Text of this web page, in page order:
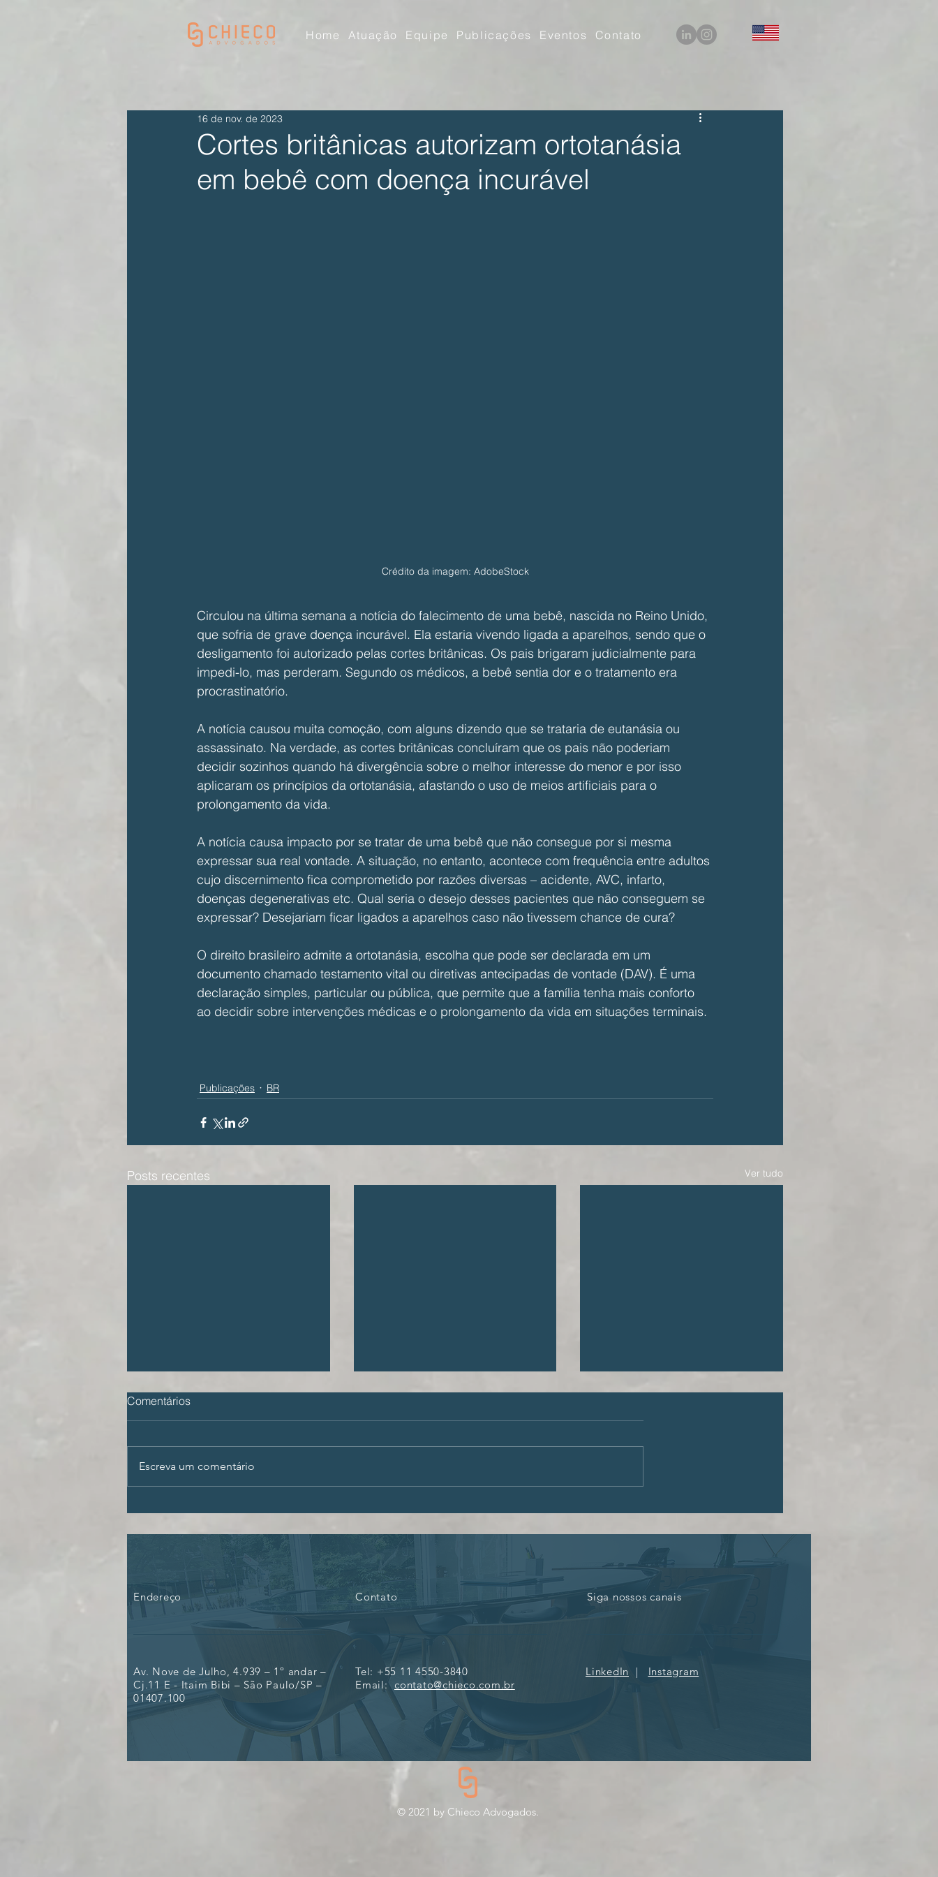
Home Atuação Equipe Publicações Eventos Contato
Cortes britânicas autorizam ortotanásia
em bebê com doença incurável
16 de nov. de 2023
Crédito da imagem: AdobeStock
Circulou na última semana a notícia do falecimento de uma bebê, nascida no Reino Unido,
que sofria de grave doença incurável. Ela estaria vivendo ligada a aparelhos, sendo que o
desligamento foi autorizado pelas cortes britânicas. Os pais brigaram judicialmente para
impedi-lo, mas perderam. Segundo os médicos, a bebê sentia dor e o tratamento era
procrastinatório.
A notícia causou muita comoção, com alguns dizendo que se trataria de eutanásia ou
assassinato. Na verdade, as cortes britânicas concluíram que os pais não poderiam
decidir sozinhos quando há divergência sobre o melhor interesse do menor e por isso
aplicaram os princípios da ortotanásia, afastando o uso de meios artificiais para o
prolongamento da vida.
A notícia causa impacto por se tratar de uma bebê que não consegue por si mesma
expressar sua real vontade. A situação, no entanto, acontece com frequência entre adultos
cujo discernimento fica comprometido por razões diversas – acidente, AVC, infarto,
doenças degenerativas etc. Qual seria o desejo desses pacientes que não conseguem se
expressar? Desejariam ficar ligados a aparelhos caso não tivessem chance de cura?
O direito brasileiro admite a ortotanásia, escolha que pode ser declarada em um
documento chamado testamento vital ou diretivas antecipadas de vontade (DAV). É uma
declaração simples, particular ou pública, que permite que a família tenha mais conforto
ao decidir sobre intervenções médicas e o prolongamento da vida em situações terminais.
Publicações BR
Posts recentes Ver tudo
ECA Digital e a proteção da
internet: perfis monetizados
que estão bloqueados ou
suspensos precisarão de
alvará judicial
Múltiplas cidadanias,
O direito de envelhecer com
Comentários
Escreva um comentário
Endereço Contato
Av. Nove de Julho, 4.939 – 1º andar –
Cj.11 E - Itaim Bibi – São Paulo/SP –
01407.100
Tel: +55 11 4550-3840
Email: contato@chieco.com.br
LinkedIn | Instagram
Siga nossos canais
©️ 2021 by Chieco Advogados.